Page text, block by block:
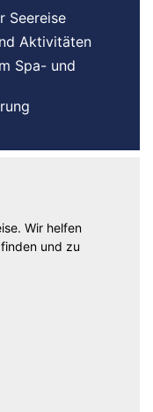
Seereise
Aktivitäten
Spa- und
Wir helfen
und zu